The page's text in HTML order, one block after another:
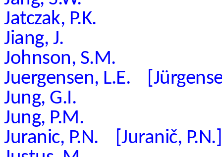
Jatczak, P.K.
Jiang, J.
Johnson, S.M.
Juergensen, L.E.
Jung, G.I.
Jung, P.M.
Juranic, P.N. [Juranič, P.N.]